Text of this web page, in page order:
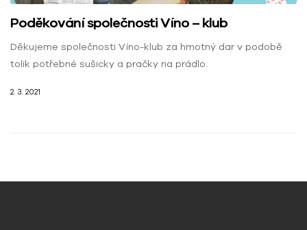
Poděkování společnosti Víno – klub
Děkujeme společnosti Víno-klub za hmotný dar v podobě
tolik potřebné sušicky a pračky na prádlo.
2. 3. 2021